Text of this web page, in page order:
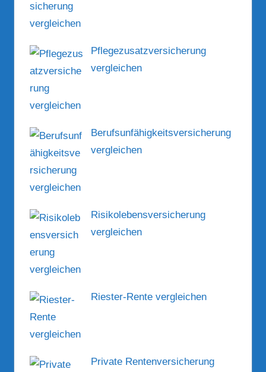
Pflegezusatzversicherung
vergleichen
Berufsunfähigkeitsversicherung
vergleichen
Risikolebensversicherung
vergleichen
Riester-Rente vergleichen
Private Rentenversicherung